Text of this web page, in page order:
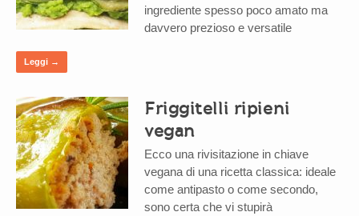
ingrediente spesso poco amato ma
davvero prezioso e versatile
Leggi →
Friggitelli ripieni
vegan
Ecco una rivisitazione in chiave
vegana di una ricetta classica: ideale
come antipasto o come secondo,
sono certa che vi stupirà